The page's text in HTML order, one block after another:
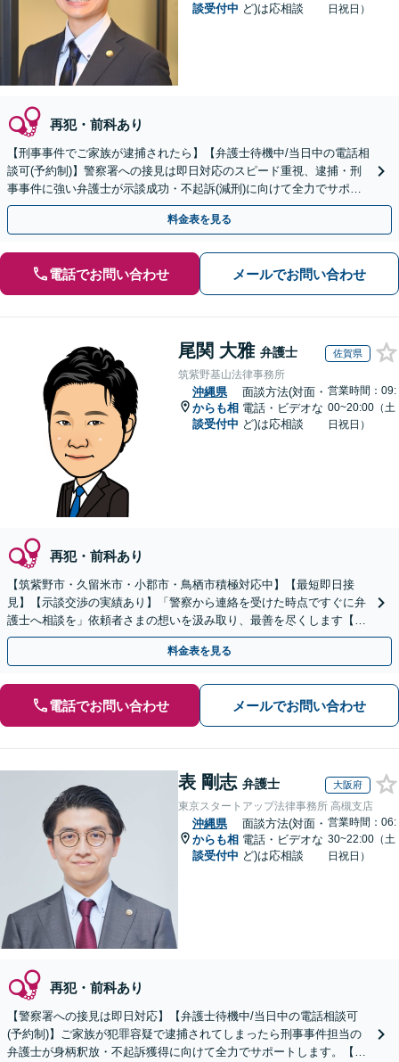
談受付中 ど)は応相談
日祝日）
再犯・前科あり
【刑事事件でご家族が逮捕されたら】【弁護士待機中/当日中の電話相
談可(予約制)】警察署への接見は即日対応のスピード重視、逮捕・刑
事事件に強い弁護士が示談成功・不起訴(減刑)に向けて全力でサポー
トします。【加害者側の相談専門】
料金表を見る
電話でお問い合わせ メールでお問い合わせ
尾関 大雅 弁護士 佐賀県
筑紫野基山法律事務所
沖縄県
からも相
談受付中
面談方法(対面・
電話・ビデオな
ど)は応相談
営業時間：09:
00~20:00（土
日祝日）
再犯・前科あり
【筑紫野市・久留米市・小郡市・鳥栖市積極対応中】【最短即日接
見】【示談交渉の実績あり】「警察から連絡を受けた時点ですぐに弁
護士へ相談を」依頼者さまの想いを汲み取り、最善を尽くします【守
秘義務厳守】【土日祝・夜間相談可】
料金表を見る
電話でお問い合わせ メールでお問い合わせ
表 剛志 弁護士 大阪府
東京スタートアップ法律事務所 高槻支店
沖縄県
からも相
談受付中
面談方法(対面・
電話・ビデオな
ど)は応相談
営業時間：06:
30~22:00（土
日祝日）
再犯・前科あり
【警察署への接見は即日対応】【弁護士待機中/当日中の電話相談可
(予約制)】ご家族が犯罪容疑で逮捕されてしまったら刑事事件担当の
弁護士が身柄釈放・不起訴獲得に向けて全力でサポートします。【毎